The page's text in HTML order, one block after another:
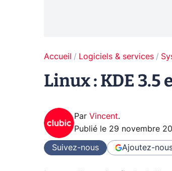
Accueil Logiciels & services
Linux : KDE
Par Vincent.
Publié le 29 novembre
Suivez-nous Ajoutez-